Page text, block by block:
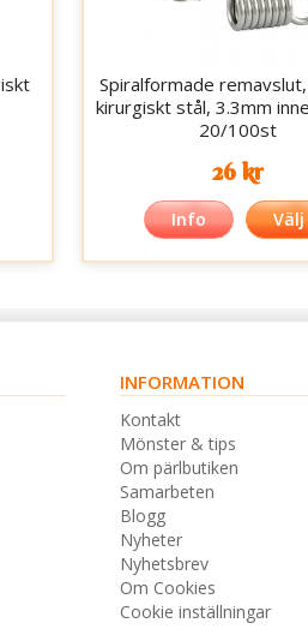
Spiralformade
kirurgiskt stål, 3.3mm
20/100st
26 kr
Info Välj
INFORMATION
Kontakt
Mönster & tips
Om pärlbutiken
Samarbeten
Blogg
Nyheter
Nyhetsbrev
Om Cookies
Cookie inställningar